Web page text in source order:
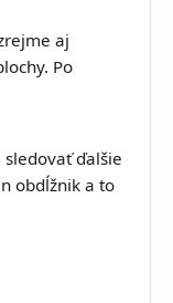
aj
Po
ďalšie
obdĺžnik a to